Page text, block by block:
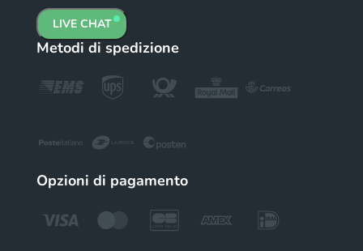
LIVE CHAT
Metodi di spedizione
Opzioni di pagamento